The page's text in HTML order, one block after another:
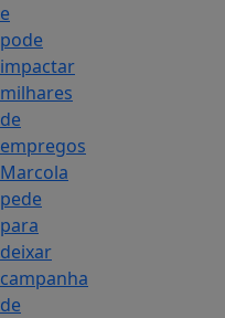
e
pode
impactar
milhares
de
empregos
Marcola
pede
para
deixar
campanha
de